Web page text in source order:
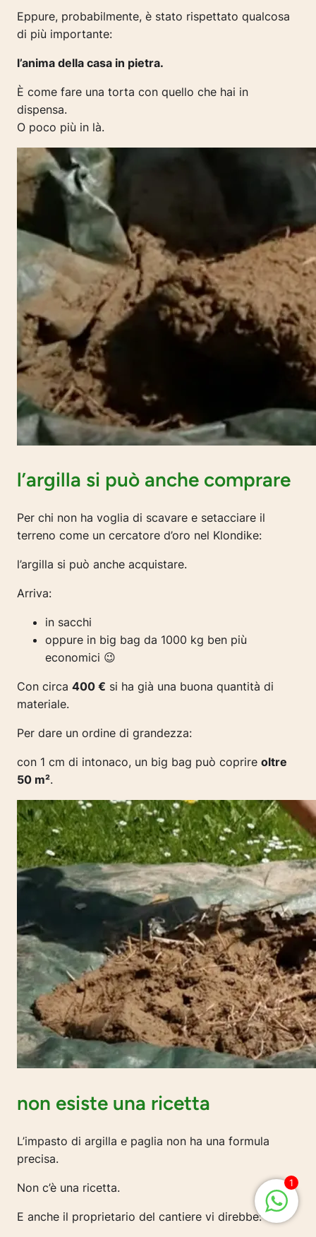
Eppure, probabilmente, è stato rispettato qualcosa
di più importante:
l’anima della casa in pietra.
È come fare una torta con quello che hai in
dispensa.
O poco più in là.
l’argilla si può anche comprare
Per chi non ha voglia di scavare e setacciare il
terreno come un cercatore d’oro nel Klondike:
l’argilla si può anche acquistare.
Arriva:
in sacchi
oppure in big bag da 1000 kg ben più
economici 😉
Con circa 400 € si ha già una buona quantità di
materiale.
Per dare un ordine di grandezza:
con 1 cm di intonaco, un big bag può coprire oltre
50 m².
non esiste una ricetta
L’impasto di argilla e paglia non ha una formula
precisa.
Non c’è una ricetta.
E anche il proprietario del cantiere vi direbbe:
1